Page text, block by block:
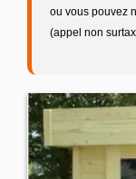
ou vous pouvez
(appel non